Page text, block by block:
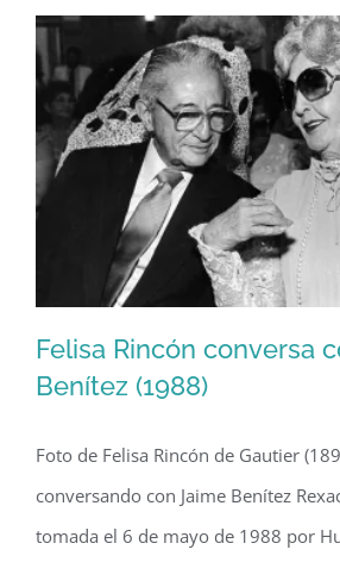
Felisa Rincón conversa
Benítez (1988)
Felisa Rincón conversa
Benítez (1988)
Foto de Felisa Rincón de Gautier
conversando con Jaime Benítez
tomada el 6 de mayo de 1988 por